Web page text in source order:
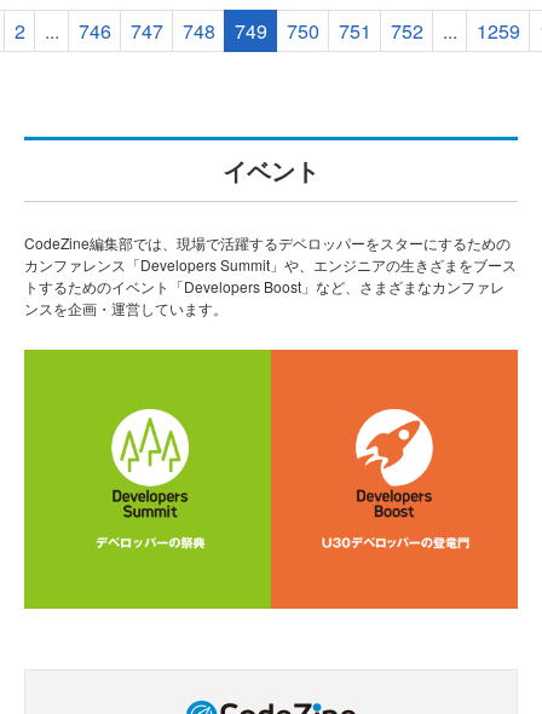
2 ... 746 747 748 749 750 751 752 ... 1259
イベント
CodeZine編集部では、現場で活躍するデベロッパーをスターにするための
カンファレンス「Developers Summit」や、エンジニアの生きざまをブース
トするためのイベント「Developers Boost」など、さまざまなカンファレ
ンスを企画・運営しています。